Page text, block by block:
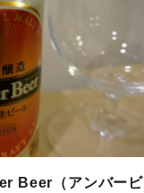
Beer（アンバービ